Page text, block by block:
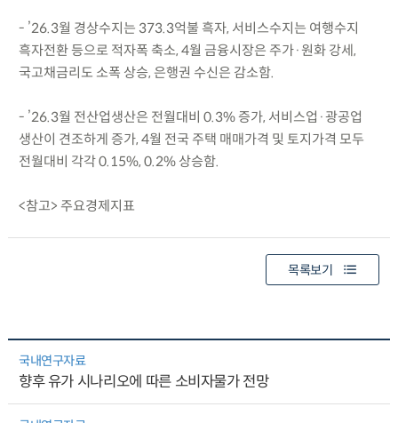
- ’26.3월 경상수지는 373.3억불 흑자, 서비스수지는 여행수지
흑자전환 등으로 적자폭 축소, 4월 금융시장은 주가·원화 강세,
국고채금리도 소폭 상승, 은행권 수신은 감소함.
- ’26.3월 전산업생산은 전월대비 0.3% 증가, 서비스업·광공업
생산이 견조하게 증가, 4월 전국 주택 매매가격 및 토지가격 모두
전월대비 각각 0.15%, 0.2% 상승함.
<참고> 주요경제지표
목록보기
국내연구자료
향후 유가 시나리오에 따른 소비자물가 전망